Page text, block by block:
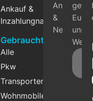
Ankauf &
Inzahlungnahme
Gebrauchtfahrzeuge
Alle
Pkw
Transporter
Wohnmobile
Angebote
&
News.
Euch